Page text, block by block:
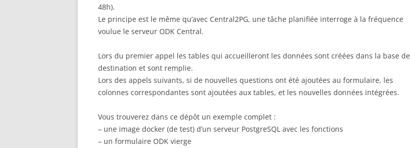
48h).
Le principe est le même qu’avec Central2PG, une tâche planifiée interroge à la fréquence
voulue le serveur ODK Central.
Lors du premier appel les tables qui accueilleront les données sont créées dans la base de
destination et sont remplie.
Lors des appels suivants, si de nouvelles questions ont été ajoutées au formulaire, les
colonnes correspondantes sont ajoutées aux tables, et les nouvelles données intégrées.
Vous trouverez dans ce dépôt un exemple complet :
– une image docker (de test) d’un serveur PostgreSQL avec les fonctions
– un formulaire ODK vierge